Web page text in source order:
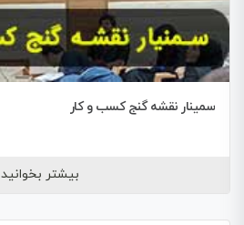
سمینار نقشه گنج کسب و کار
بیشتر بخوانید